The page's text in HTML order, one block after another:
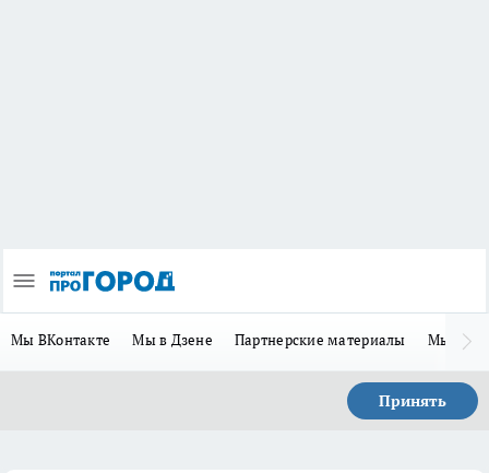
Мы ВКонтакте Мы в Дзене Партнерские материалы Мы в
Принять